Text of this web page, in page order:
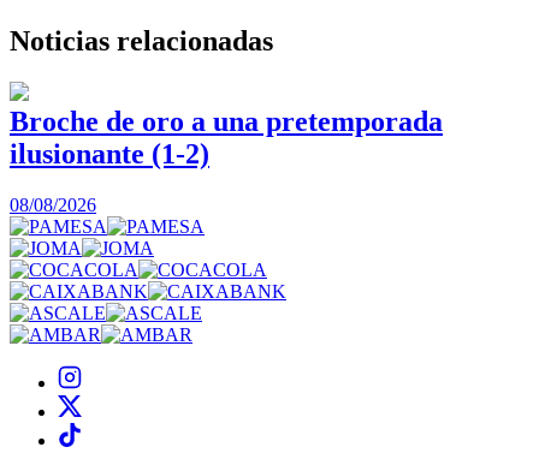
Noticias relacionadas
Broche de oro a una pretemporada
ilusionante (1-2)
08/08/2026